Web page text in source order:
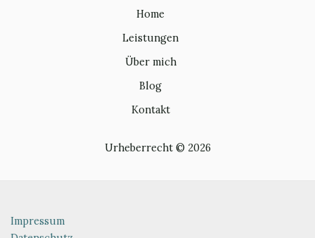
Home
Leistungen
Über mich
Blog
Kontakt
Urheberrecht © 2026
Impressum